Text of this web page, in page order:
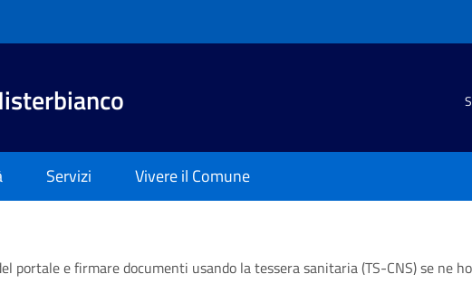
Servizi Vivere il Comune
portale e firmare documenti usando la tessera sanitaria (TS-CNS) se ne